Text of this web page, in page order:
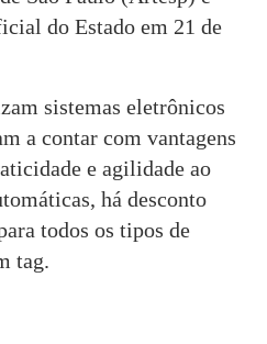
do Estado em 21 de
sistemas eletrônicos
a contar com vantagens
e agilidade ao
há desconto
todos os tipos de
tag.